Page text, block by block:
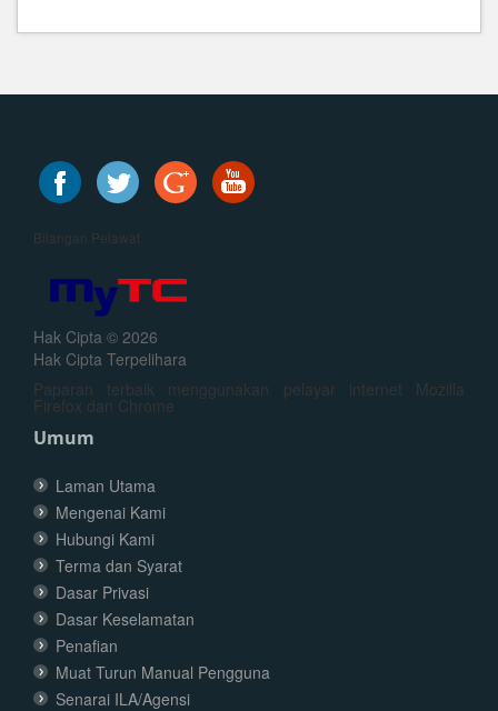
Bilangan Pelawat
Hak Cipta © 2026
Hak Cipta Terpelihara
Paparan terbaik menggunakan pelayar internet Mozilla
Firefox dan Chrome
Umum
Laman Utama
Mengenai Kami
Hubungi Kami
Terma dan Syarat
Dasar Privasi
Dasar Keselamatan
Penafian
Muat Turun Manual Pengguna
Senarai ILA/Agensi